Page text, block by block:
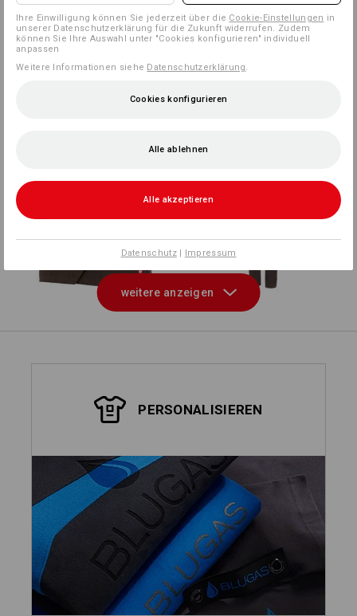
Latzschürze e.s.fusion,
Damen
+
Berufshosenrock
e.s. Berufshose Chino,
e.s. Berufshose pocket,
Damen
e.s. Berufshose base,
Damen
weitere anzeigen
PERSONALISIEREN
Ihre Einwilligung können Sie jederzeit über die Cookie-Einstellungen in
unserer Datenschutzerklärung für die Zukunft widerrufen. Zudem
können Sie Ihre Auswahl unter "Cookies konfigurieren" individuell
anpassen
Weitere Informationen siehe Datenschutzerklärung
Cookies konfigurieren
Alle ablehnen
Alle akzeptieren
Datenschutz| Impressum